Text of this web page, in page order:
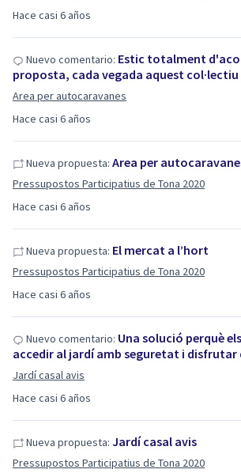
Hace casi 6 años
Hace casi 6 años
Nuevo comentario: Estic totalment
proposta, cada vegada aquest
Area per autocaravanes
Hace casi 6 años
Nueva propuesta: Area per
Pressupostos Participatius de Tona 2020
Hace casi 6 años
Nueva propuesta: El mercat a l’hort
Pressupostos Participatius de Tona 2020
Hace casi 6 años
Nuevo comentario: Una solució perquè
accedir al jardí amb seguretat i
Jardí casal avis
Nueva propuesta: Jardí casal avis
Pressupostos Participatius de Tona 2020